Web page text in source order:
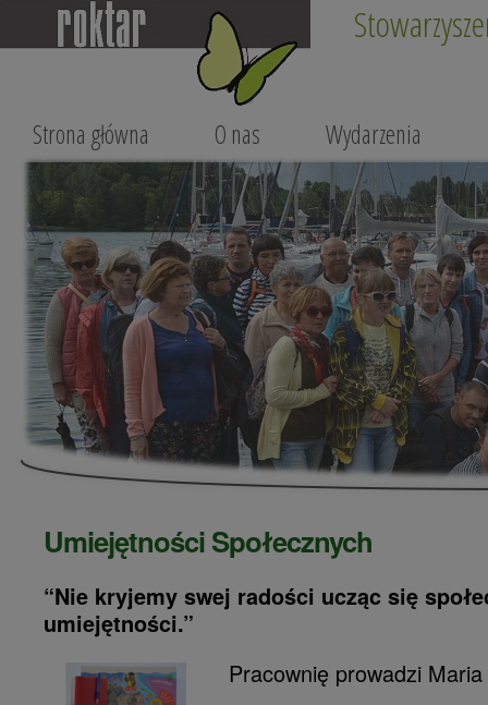
Strona główna O nas Wydarzenia
Umiejętności Społecznych
“Nie kryjemy swej radości ucząc się
umiejętności.”
Pracownię prowadzi